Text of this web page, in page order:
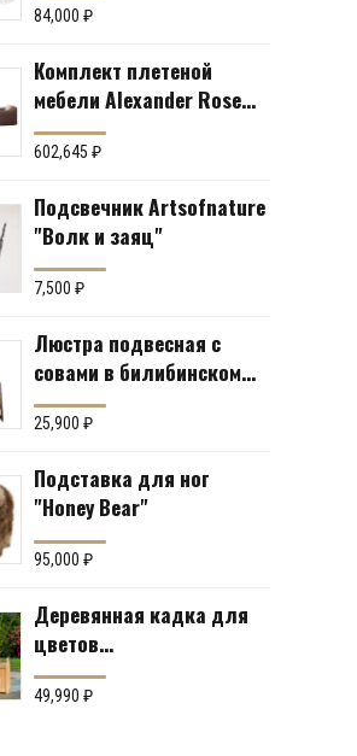
84,000 ₽
Комплект плетеной
мебели Alexander Rose
№43 (мебельная группа
для гостиной или
602,645 ₽
Подсвечник Artsofnature
"Волк и заяц"
7,500 ₽
Люстра подвесная с
совами в билибинском
стиле
25,900 ₽
Подставка для ног
"Honey Bear"
95,000 ₽
Деревянная кадка для
цветов
«Южноамериканский
тик» Производство:
49,990 ₽